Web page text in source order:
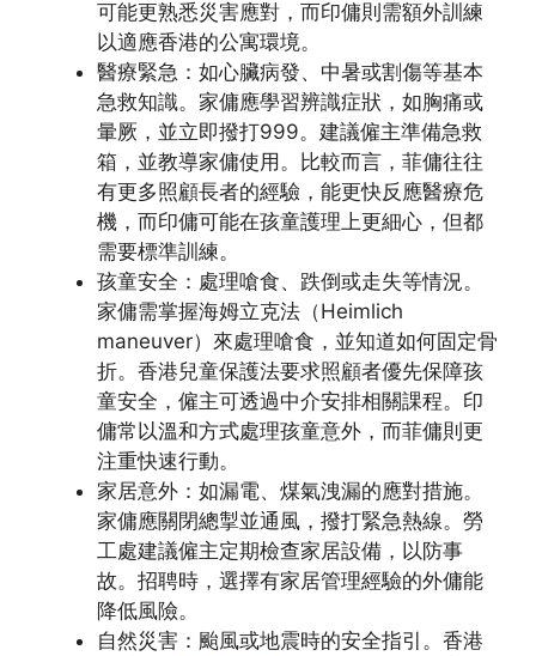
可能更熟悉災害應對，而印傭則需額外訓練
以適應香港的公寓環境。
醫療緊急：如心臟病發、中暑或割傷等基本
急救知識。家傭應學習辨識症狀，如胸痛或
暈厥，並立即撥打999。建議僱主準備急救
箱，並教導家傭使用。比較而言，菲傭往往
有更多照顧長者的經驗，能更快反應醫療危
機，而印傭可能在孩童護理上更細心，但都
需要標準訓練。
孩童安全：處理嗆食、跌倒或走失等情況。
家傭需掌握海姆立克法（Heimlich
maneuver）來處理嗆食，並知道如何固定骨
折。香港兒童保護法要求照顧者優先保障孩
童安全，僱主可透過中介安排相關課程。印
傭常以溫和方式處理孩童意外，而菲傭則更
注重快速行動。
家居意外：如漏電、煤氣洩漏的應對措施。
家傭應關閉總掣並通風，撥打緊急熱線。勞
工處建議僱主定期檢查家居設備，以防事
故。招聘時，選擇有家居管理經驗的外傭能
降低風險。
自然災害：颱風或地震時的安全指引。香港